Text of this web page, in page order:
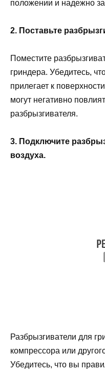
положении и надежно
2. Поставьте
Поместите
гриндера. Убедитесь,
прилегает к
могут негативно
разбрызгивателя.
3. Подключите
воздуха.
Разбрызгиватели для
компрессора или
Убедитесь, что вы